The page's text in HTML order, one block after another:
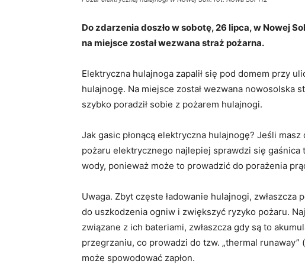
Do zdarzenia doszło w sobotę, 26 lipca, w Nowej
na miejsce został wezwana straż pożarna.
Elektryczna hulajnoga zapalił się pod domem przy
hulajnogę. Na miejsce został wezwana nowosolska
szybko poradził sobie z pożarem hulajnogi.
Jak gasic płonącą elektryczna hulajnogę? Jeśli
pożaru elektrycznego najlepiej sprawdzi się gaśnica
wody, ponieważ może to prowadzić do porażenia
Uwaga. Zbyt częste ładowanie hulajnogi, zwłaszcza
do uszkodzenia ogniw i zwiększyć ryzyko pożaru.
związane z ich bateriami, zwłaszcza gdy są to
przegrzaniu, co prowadzi do tzw. „thermal
może spowodować zapłon.